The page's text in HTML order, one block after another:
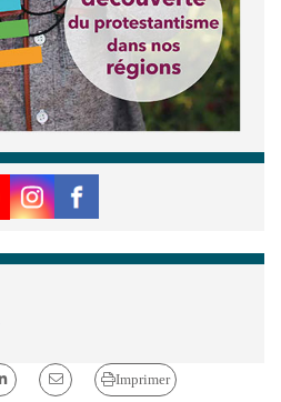
Imprimer